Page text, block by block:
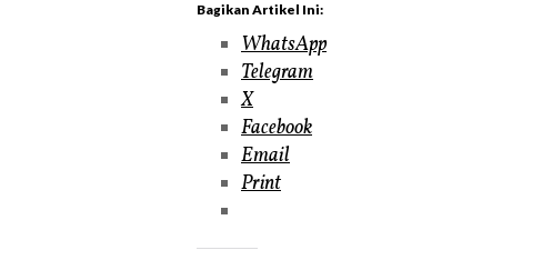
Bagikan Artikel Ini:
WhatsApp
Telegram
X
Facebook
Email
Print